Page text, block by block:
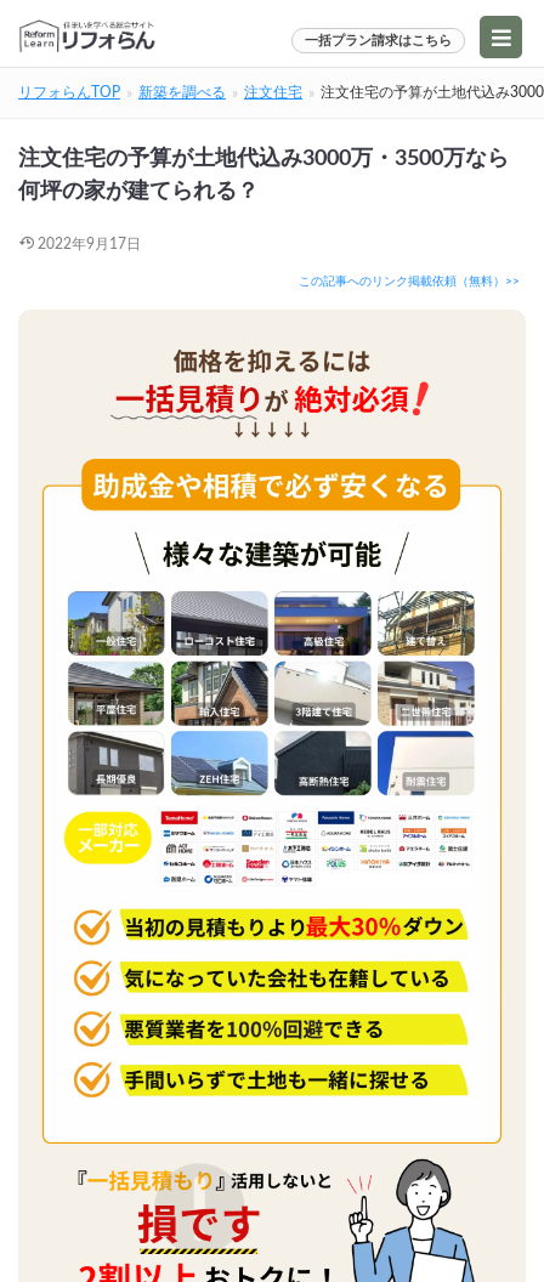
一括プラン請求はこちら
リフォらんTOP 新築を調べる 注文住宅 注文住宅の予算が土地代込み
注文住宅の予算が土地代込み3000万・3500万なら
何坪の家が建てられる？
2022年9月17日
この記事へのリンク掲載依頼（無料）>>